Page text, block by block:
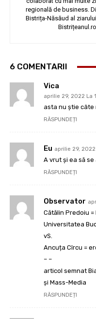
regională de business.
Bistrița-Năsăud al
6 COMENTARII
Vica
aprilie 29, 2022 La
asta nu știe câte
RĂSPUNDEȚI
Eu aprilie 29, 2022
A vrut și ea să
RĂSPUNDEȚI
Observator
Cătălin Predoiu
Universitatea
vS.
Ancuța Cîrcu =
– –
articol semnat
și Mass-Media
RĂSPUNDEȚI